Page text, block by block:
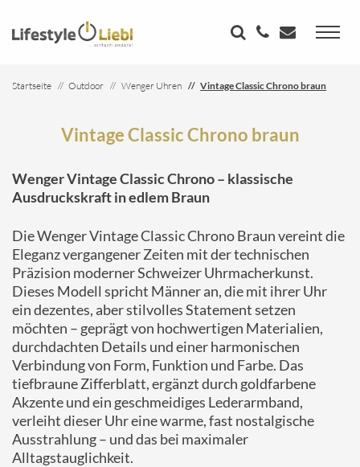
Startseite Outdoor Wenger Uhren Vintage Classic Chrono braun
Vintage Classic Chrono braun
Wenger Vintage Classic Chrono – klassische
Ausdruckskraft in edlem Braun
Die Wenger Vintage Classic Chrono Braun vereint die
Eleganz vergangener Zeiten mit der technischen
Präzision moderner Schweizer Uhrmacherkunst.
Dieses Modell spricht Männer an, die mit ihrer Uhr
ein dezentes, aber stilvolles Statement setzen
möchten – geprägt von hochwertigen Materialien,
durchdachten Details und einer harmonischen
Verbindung von Form, Funktion und Farbe. Das
tiefbraune Zifferblatt, ergänzt durch goldfarbene
Akzente und ein geschmeidiges Lederarmband,
verleiht dieser Uhr eine warme, fast nostalgische
Ausstrahlung – und das bei maximaler
Alltagstauglichkeit.